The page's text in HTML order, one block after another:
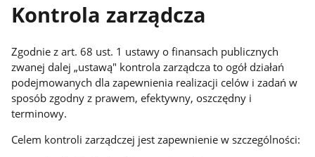
Kontrola zarządcza
Zgodnie z art. 68 ust. 1 ustawy o finansach publicznych
zwanej dalej „ustawą" kontrola zarządcza to ogół działań
podejmowanych dla zapewnienia realizacji celów i zadań w
sposób zgodny z prawem, efektywny, oszczędny i
terminowy.
Celem kontroli zarządczej jest zapewnienie w szczególności: